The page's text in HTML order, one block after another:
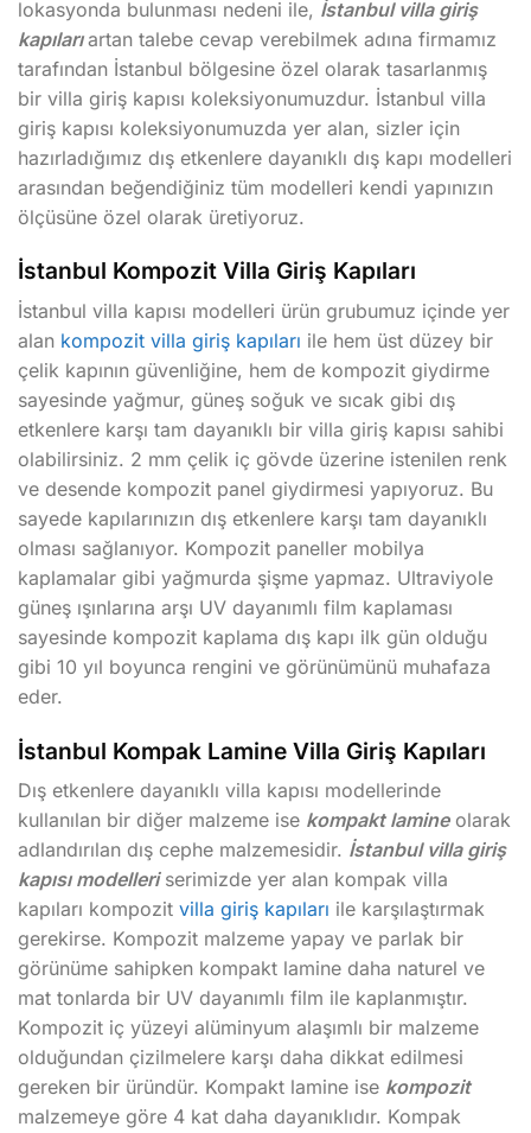
lokasyonda bulunması nedeni ile, İstanbul villa giriş
kapılarıartan talebe cevap verebilmek adına firmamız
tarafından İstanbul bölgesine özel olarak tasarlanmış
bir villa giriş kapısı koleksiyonumuzdur. İstanbul villa
giriş kapısı koleksiyonumuzda yer alan, sizler için
hazırladığımız dış etkenlere dayanıklı dış kapı modelleri
arasından beğendiğiniz tüm modelleri kendi yapınızın
ölçüsüne özel olarak üretiyoruz.
İstanbul Kompozit Villa Giriş Kapıları
İstanbul villa kapısı modelleri ürün grubumuz içinde yer
alan kompozit villa giriş kapıları ile hem üst düzey bir
çelik kapının güvenliğine, hem de kompozit giydirme
sayesinde yağmur, güneş soğuk ve sıcak gibi dış
etkenlere karşı tam dayanıklı bir villa giriş kapısı sahibi
olabilirsiniz. 2 mm çelik iç gövde üzerine istenilen renk
ve desende kompozit panel giydirmesi yapıyoruz. Bu
sayede kapılarınızın dış etkenlere karşı tam dayanıklı
olması sağlanıyor. Kompozit paneller mobilya
kaplamalar gibi yağmurda şişme yapmaz. Ultraviyole
güneş ışınlarına arşı UV dayanımlı film kaplaması
sayesinde kompozit kaplama dış kapı ilk gün olduğu
gibi 10 yıl boyunca rengini ve görünümünü muhafaza
eder.
İstanbul Kompak Lamine Villa Giriş Kapıları
Dış etkenlere dayanıklı villa kapısı modellerinde
kullanılan bir diğer malzeme ise kompakt lamineolarak
adlandırılan dış cephe malzemesidir. İstanbul villa giriş
kapısı modelleriserimizde yer alan kompak villa
kapıları kompozit villa giriş kapıları ile karşılaştırmak
gerekirse. Kompozit malzeme yapay ve parlak bir
görünüme sahipken kompakt lamine daha naturel ve
mat tonlarda bir UV dayanımlı film ile kaplanmıştır.
Kompozit iç yüzeyi alüminyum alaşımlı bir malzeme
olduğundan çizilmelere karşı daha dikkat edilmesi
gereken bir üründür. Kompakt lamine ise kompozit
malzemeye göre 4 kat daha dayanıklıdır. Kompak